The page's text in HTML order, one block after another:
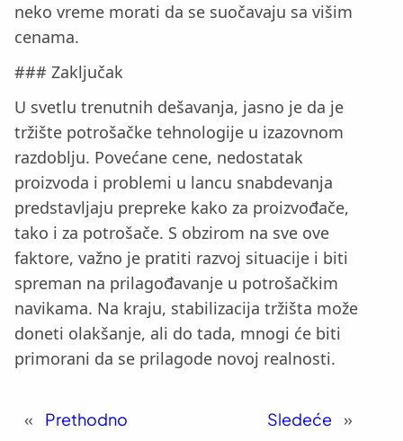
neko vreme morati da se suočavaju sa višim
cenama.
### Zaključak
U svetlu trenutnih dešavanja, jasno je da je
tržište potrošačke tehnologije u izazovnom
razdoblju. Povećane cene, nedostatak
proizvoda i problemi u lancu snabdevanja
predstavljaju prepreke kako za proizvođače,
tako i za potrošače. S obzirom na sve ove
faktore, važno je pratiti razvoj situacije i biti
spreman na prilagođavanje u potrošačkim
navikama. Na kraju, stabilizacija tržišta može
doneti olakšanje, ali do tada, mnogi će biti
primorani da se prilagode novoj realnosti.
« Prethodno Sledeće »